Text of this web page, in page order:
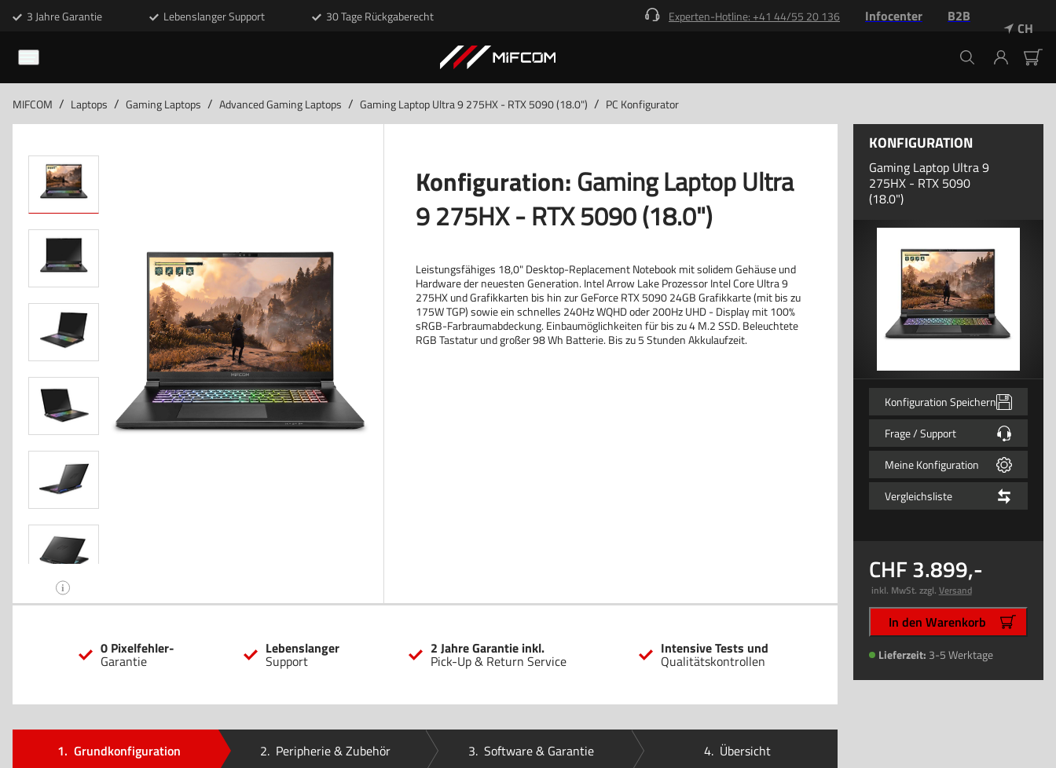
3 Jahre Garantie Lebenslanger Support 30 Tage Rückgaberecht Experten-Hotline: +41 44/55 20 136 Infocenter B2B
CH
MIFCOM / Laptops / Gaming Laptops / Advanced Gaming Laptops / Gaming Laptop Ultra 9 275HX - RTX 5090 (18.0") / PC Konfigurator
i
Konfiguration:Gaming Laptop Ultra
9 275HX - RTX 5090 (18.0")
Leistungsfähiges 18,0" Desktop-Replacement Notebook mit solidem Gehäuse und
Hardware der neuesten Generation. Intel Arrow Lake Prozessor Intel Core Ultra 9
275HX und Grafikkarten bis hin zur GeForce RTX 5090 24GB Grafikkarte (mit bis zu
175W TGP) sowie ein schnelles 240Hz WQHD oder 200Hz UHD - Display mit 100%
sRGB-Farbraumabdeckung. Einbaumöglichkeiten für bis zu 4 M.2 SSD. Beleuchtete
RGB Tastatur und großer 98 Wh Batterie. Bis zu 5 Stunden Akkulaufzeit.
0 Pixelfehler-
Garantie
Lebenslanger
Support
2 Jahre Garantie inkl.
Pick-Up & Return Service
Intensive Tests und
Qualitätskontrollen
1. Grundkonfiguration 2. Peripherie & Zubehör 3. Software & Garantie 4. Übersicht
KONFIGURATION
Gaming Laptop Ultra 9
275HX - RTX 5090
(18.0")
Konfiguration Speichern
Frage / Support
Meine Konfiguration
Vergleichsliste
3.899,-
inkl. MwSt. zzgl. Versand
In den Warenkorb
Lieferzeit: 3-5 Werktage